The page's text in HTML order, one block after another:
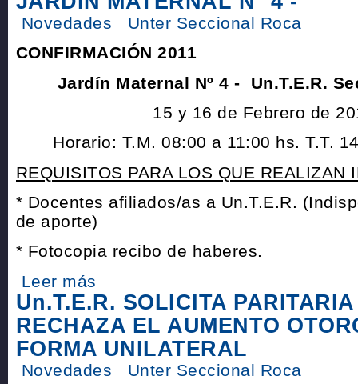
Novedades
Unter Seccional Roca
CONFIRMACIÓN 2011
Jardín Maternal Nº 4 - Un.T.E.R.
15 y 16 de Febrero de
Horario: T.M. 08:00 a 11:00 hs. T.T.
REQUISITOS PARA LOS QUE REALIZAN
* Docentes afiliados/as a Un.T.E.R.
de aporte)
* Fotocopia recibo de haberes.
Leer más
Un.T.E.R. SOLICITA
RECHAZA EL AUMENTO
FORMA UNILATERAL
Novedades
Unter Seccional Roca